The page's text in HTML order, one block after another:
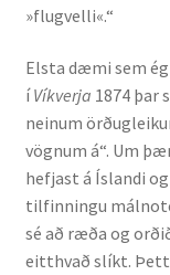
»flugvelli«.“
Elsta dæmi sem
íVíkverja 1874 þar
neinum
vögnum á“. Um
hefjast á Íslandi
tilfinningu
sé að ræða og
eitthvað slíkt.